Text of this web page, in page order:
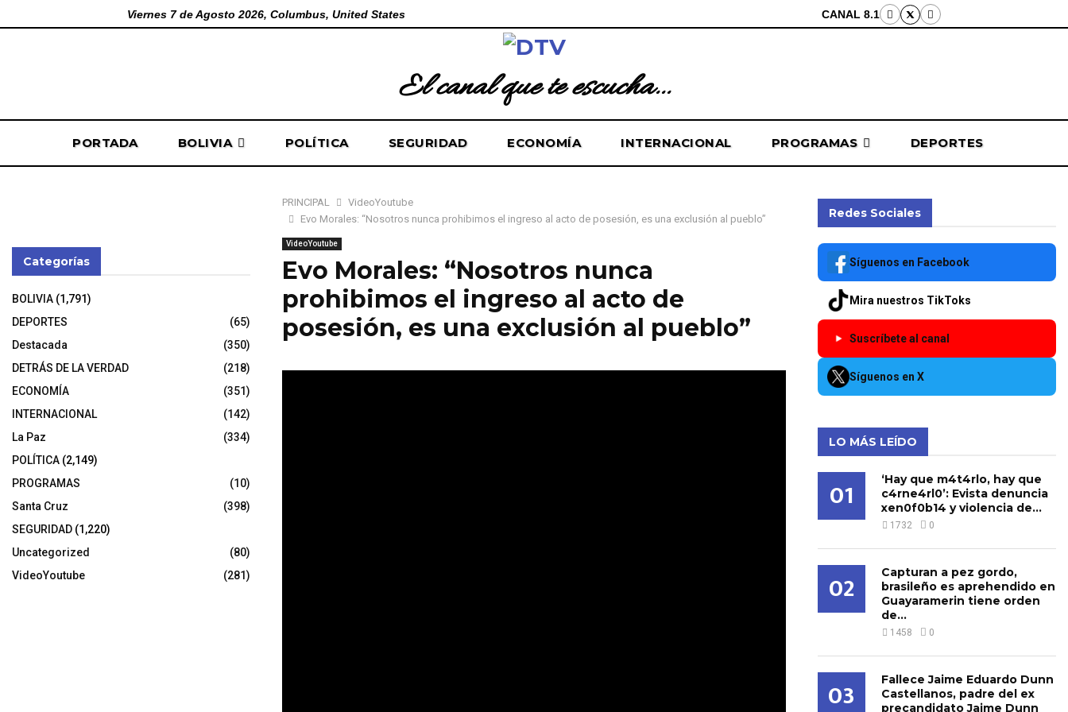
Viernes 7 de Agosto 2026, Columbus, United States CANAL 8.1
El canal que te escucha...
PORTADA BOLIVIA POLÍTICA SEGURIDAD ECONOMÍA INTERNACIONAL PROGRAMAS DEPORTES
PRINCIPAL
VideoYoutube
Evo Morales: “Nosotros nunca prohibimos el ingreso al acto de posesión, es una exclusión al pueblo”
VideoYoutube
Evo Morales: “Nosotros nunca
prohibimos el ingreso al acto de
posesión, es una exclusión al pueblo”
Categorías
BOLIVIA (1,791)
DEPORTES
(65)
Destacada
(350)
DETRÁS DE LA VERDAD
(218)
ECONOMÍA
(351)
INTERNACIONAL
(142)
La Paz
(334)
POLÍTICA (2,149)
PROGRAMAS
(10)
Santa Cruz
(398)
SEGURIDAD (1,220)
Uncategorized
(80)
VideoYoutube
(281)
Redes Sociales
Síguenos en Facebook
Mira nuestros TikToks
Suscríbete al canal
Síguenos en X
LO MÁS LEÍDO
01
‘Hay que m4t4rlo, hay que
c4rne4rl0’: Evista denuncia
xen0f0b14 y violencia de...
1732 0
02
Capturan a pez gordo,
brasileño es aprehendido en
Guayaramerin tiene orden
de...
1458 0
03
Fallece Jaime Eduardo Dunn
Castellanos, padre del ex
precandidato Jaime Dunn